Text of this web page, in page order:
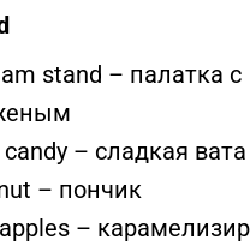
stand – палатка с
– сладкая вата
– пончик
–